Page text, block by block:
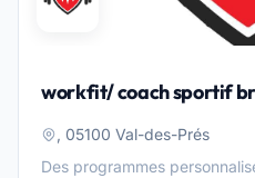
workfit/ coach sportif
, 05100 Val-des-Prés
Des programmes